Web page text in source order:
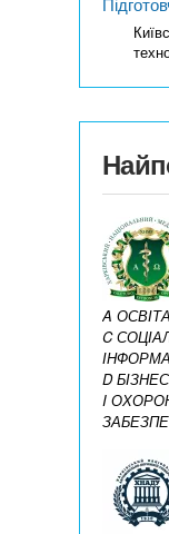
A ОСВІТА
C
D
I